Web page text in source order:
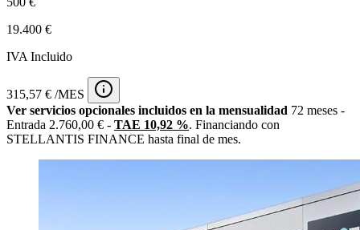
19.400 €
IVA Incluido
315,57 € /MES
Ver servicios opcionales incluidos en la mensualidad 72 meses -
Entrada 2.760,00 € - TAE 10,92 %. Financiando con
STELLANTIS FINANCE hasta final de mes.